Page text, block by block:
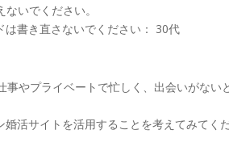
いでください。
は書き直さないでください： 30代
事やプライベートで忙しく、出会いがな
婚活サイトを活用することを考えてみて